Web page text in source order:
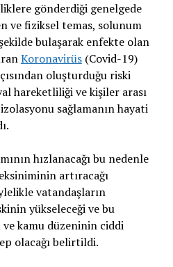
gönderdiği genelgede
ve fiziksel temas, solunum
bulaşarak enfekte olan
Koronavirüs(Covid-19)
oluşturduğu riski
hareketliliği ve kişiler arası
sağlamanın hayati
hızlanacağı bu nedenle
artıracağı
vatandaşların
yükseleceği ve bu
kamu düzeninin ciddi
olacağı belirtildi.